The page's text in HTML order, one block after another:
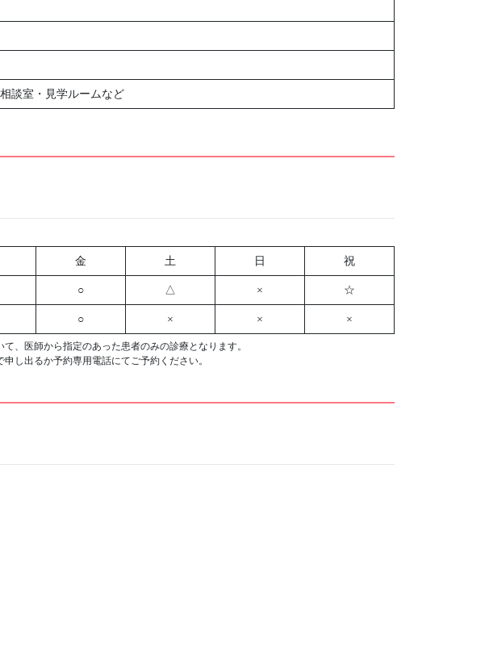
談室・見学ルームなど
金 土 日 祝
○ △ × ☆
○ × × ×
、医師から指定のあった患者のみの診療となります。
し出るか予約専用電話にてご予約ください。